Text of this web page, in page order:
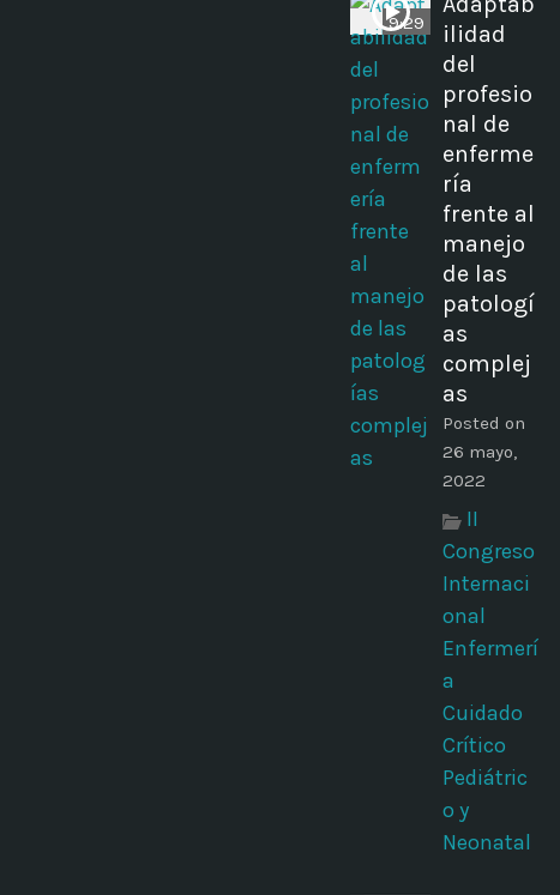
9:29
ilidad
del
profesio
nal de
enferme
ría
frente al
manejo
de las
patologí
as
complej
as
Posted on
26 mayo,
2022
II
Congreso
Internaci
onal
Enfermerí
a
Cuidado
Crítico
Pediátric
o y
Neonatal